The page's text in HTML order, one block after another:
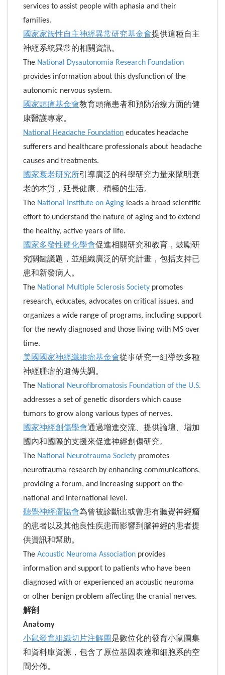
services to assist people with aphasia and their
families.
國家家族性自主神經異常研究基金會提供這種自主
神經系統異常的相關資訊。
The National Dysautonomia Research Foundation
provides information about this dysfunction of the
autonomic nervous system.
國家頭痛基金會教育頭痛患者和預防治療方面的健
康醫護專家。
National Headache Foundation educates headache
sufferers and healthcare professionals about headache
causes and treatments.
國家衰老研究所引導廣泛的科學研究力量來闡明衰
老的本質，延長健康、積極的生活。
The National Institute on Aging leads a broad scientific
effort to understand the nature of aging and to extend
the healthy, active years of life.
國家多發性硬化學會促進相關研究和教育，鼓勵研
究關鍵議題，並組織廣泛的研究計畫，包括支持已
患和新發病人。
The National Multiple Sclerosis Society promotes
research, educates, advocates on critical issues, and
organizes a wide range of programs, including support
for the newly diagnosed and those living with MS over
time.
美國國家神經纖維瘤基金會從事研究一組導致多種
神經腫瘤的遺傳失調。
The National Neurofibromatosis Foundation of the U.S.
addresses a set of genetic disorders which cause
tumors to grow along various types of nerves.
國家神經創傷學會通過增進交流、提供論壇、增加
國內和國際的支援來促進神經創傷研究。
The National Neurotrauma Society promotes
neurotrauma research by enhancing communications,
providing a forum, and increasing support on the
national and international level.
聽覺神經瘤協會為曾被診斷出或曾患有聽覺神經瘤
的患者以及其他良性疾患而影響到腦神經的患者提
供資訊和幫助。
The Acoustic Neuroma Association provides
information and support to patients who have been
diagnosed with or experienced an acoustic neuroma
or other benign problem affecting the cranial nerves.
解剖
Anatomy
小鼠發育組織切片注解圖 是數位化的發育小鼠圖集
和資料庫資源，包含了原位基因表達和細胞系的空
間分佈。